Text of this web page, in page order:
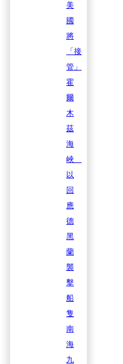
美
國
將
「接
管」
霍
爾
木
茲
海
峽
以
回
應
德
黑
蘭
襲
擊
船
隻
南
海
九